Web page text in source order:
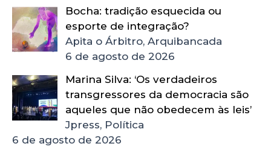
Bocha: tradição esquecida ou
esporte de integração?
Apita o Árbitro, Arquibancada
6 de agosto de 2026
Marina Silva: ‘Os verdadeiros
transgressores da democracia são
aqueles que não obedecem às leis’
Jpress, Política
6 de agosto de 2026